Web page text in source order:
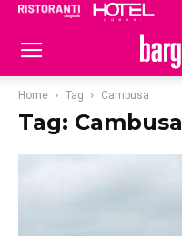
Home Tag Cambusa
Tag: Cambusa